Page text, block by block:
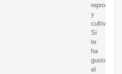
y
cultivarlas.
Si
te
ha
gustado
el